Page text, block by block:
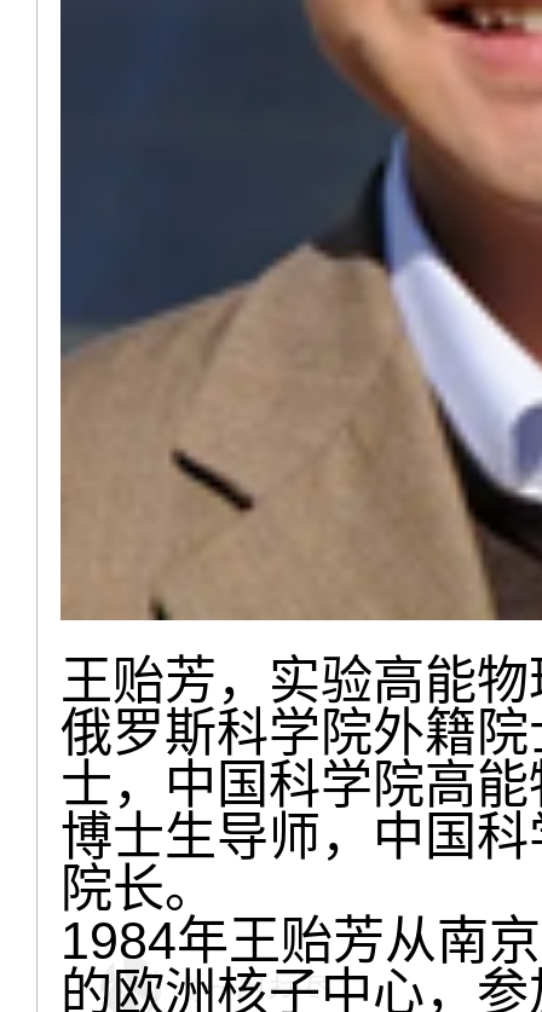
王贻芳，实验高能
俄罗斯科学院外籍
士，中国科学院高
博士生导师，中国
院长。
1984年王贻芳从南
的欧洲核子中心，